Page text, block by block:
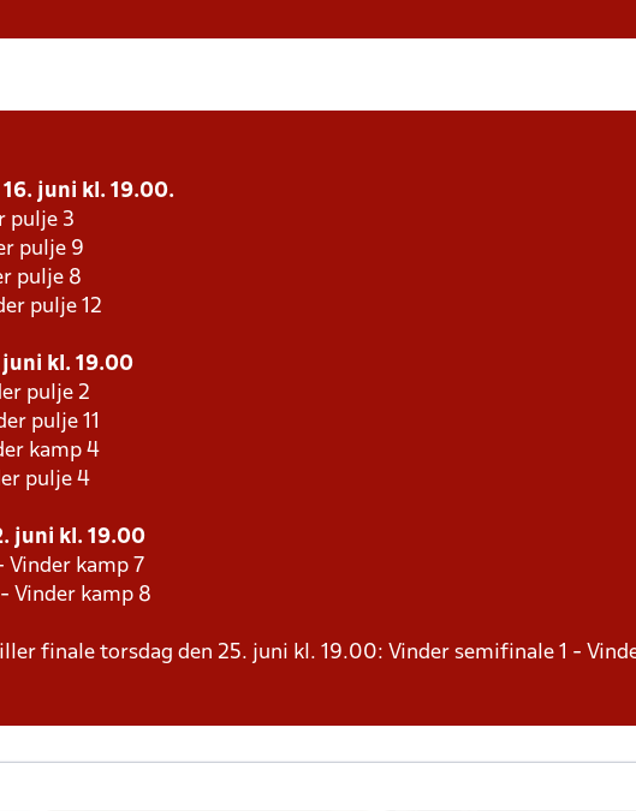
juni kl. 19.00.
pulje 3
pulje 9
pulje 8
pulje 12
juni kl. 19.00
pulje 2
pulje 11
kamp 4
pulje 4
juni kl. 19.00
Vinder kamp 7
Vinder kamp 8
finale torsdag den 25. juni kl. 19.00: Vinder semifinale 1 -